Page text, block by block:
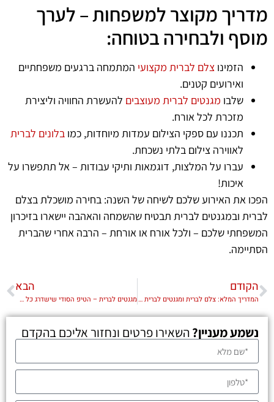
מדריך מקוצר למשפחות – לערך
מוסף ולבחירה בטוחה:
הזמינו צלם לברית מקצועי המתמחה ברגעים משפחתיים
ואירועים קטנים.
שלבו מגנטים לברית מעוצבים להעשרת החוויה וליצירת
מזכרת לכל אורח.
תכננו עם ספקי הצילום עמדות מיוחדות, כמו בלונים לברית
לאווירה צילום בלתי נשכחת.
עברו על המלצות, דוגמאות ותיקי עבודות – אל תתפשרו על
איכות!
הפכו את האירוע שלכם לשיחה של השנה: בחירה מושכלת בצלם
לברית ובמגנטים לברית תבטיח שהשמחה והאהבה יישארו בזיכרון
המשפחתי שלכם – ולכל אורח או אורחת – הרבה אחרי שהברית
הסתיימה.
הקודם
המדריך המלא: צלם לברית ומגנטים לברית שישדרגו את החוויה
הבא
מגנטים לברית – הטיפ הסודי שישדרג כל אירוע ויישאר לנצח
נשמע מעניין? השאירו פרטים ונחזור אליכם בהקדם